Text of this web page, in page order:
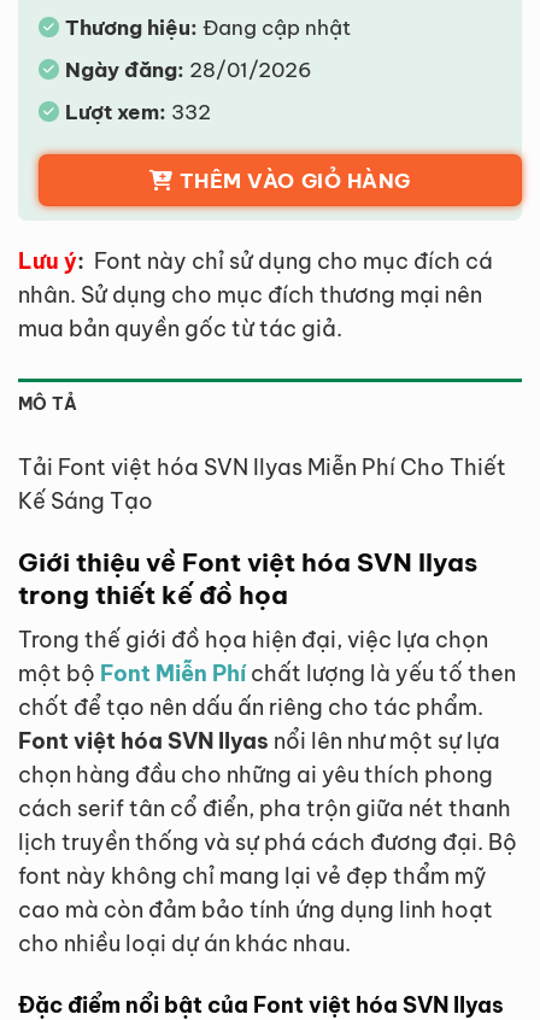
Thương hiệu: Đang cập nhật
Ngày đăng: 28/01/2026
Lượt xem: 332
THÊM VÀO GIỎ HÀNG
Lưu ý: Font này chỉ sử dụng cho mục đích cá
nhân. Sử dụng cho mục đích thương mại nên
mua bản quyền gốc từ tác giả.
MÔ TẢ
Tải Font việt hóa SVN Ilyas Miễn Phí Cho Thiết
Kế Sáng Tạo
Giới thiệu về Font việt hóa SVN Ilyas
trong thiết kế đồ họa
Trong thế giới đồ họa hiện đại, việc lựa chọn
một bộ Font Miễn Phíchất lượng là yếu tố then
chốt để tạo nên dấu ấn riêng cho tác phẩm.
Font việt hóa SVN Ilyas nổi lên như một sự lựa
chọn hàng đầu cho những ai yêu thích phong
cách serif tân cổ điển, pha trộn giữa nét thanh
lịch truyền thống và sự phá cách đương đại. Bộ
font này không chỉ mang lại vẻ đẹp thẩm mỹ
cao mà còn đảm bảo tính ứng dụng linh hoạt
cho nhiều loại dự án khác nhau.
Đặc điểm nổi bật của Font việt hóa SVN Ilyas